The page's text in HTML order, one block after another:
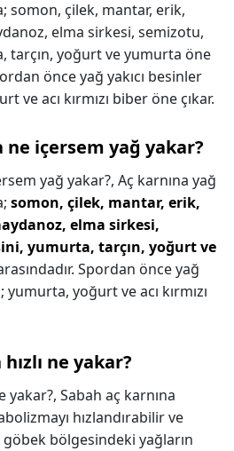
somon, çilek, mantar, erik,
elma sirkesi, semizotu,
tarçın, yoğurt ve yumurta öne
önce yağ yakıcı besinler
ve acı kırmızı biber öne çıkar.
ne içersem yağ yakar?
yağ yakar?, Aç karnına yağ
somon, çilek, mantar, erik,
elma sirkesi,
yumurta, tarçın, yoğurt ve
Spordan önce yağ
yumurta, yoğurt ve acı kırmızı
ne yakar?
yakar?, Sabah aç karnına
hızlandırabilir ve
bölgesindeki yağların